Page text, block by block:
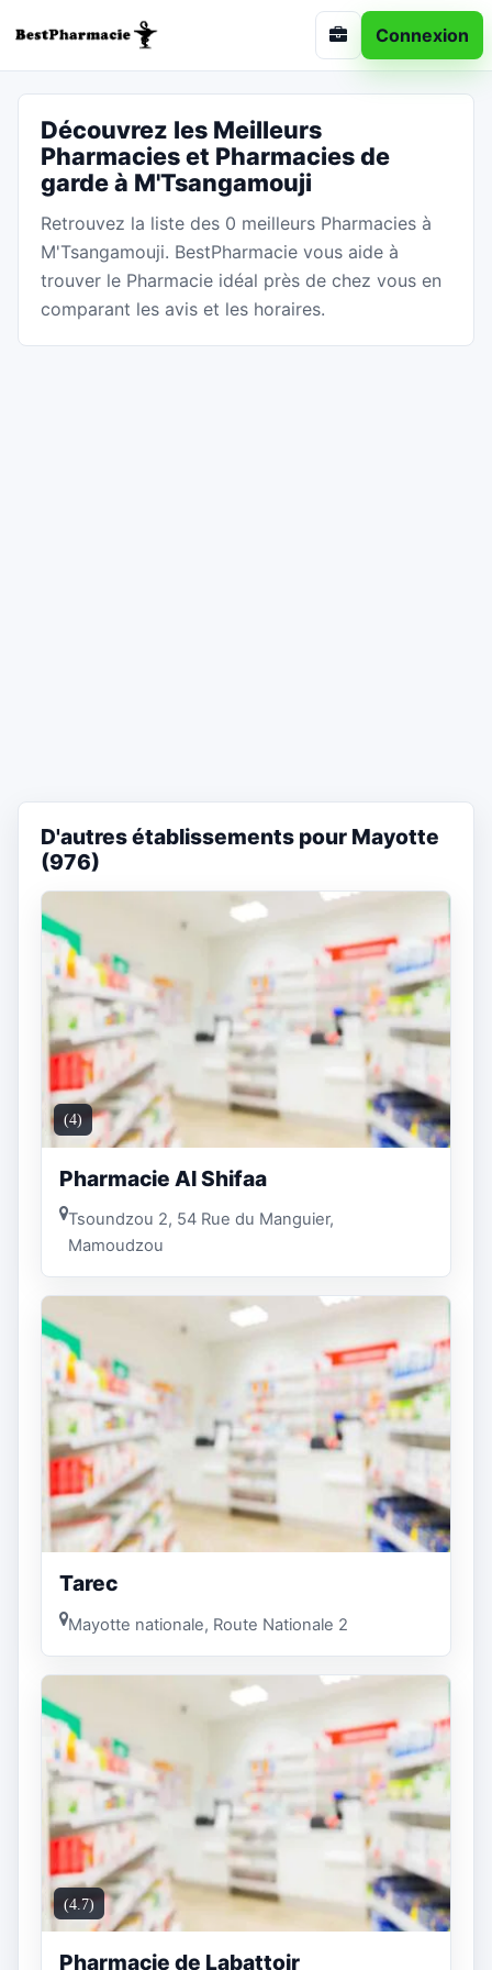
Connexion
Découvrez les Meilleurs
Pharmacies et Pharmacies de
garde à M'Tsangamouji
Retrouvez la liste des 0 meilleurs Pharmacies à
M'Tsangamouji. BestPharmacie vous aide à
trouver le Pharmacie idéal près de chez vous en
comparant les avis et les horaires.
D'autres établissements pour Mayotte
(976)
(4)
Pharmacie Al Shifaa
Tsoundzou 2, 54 Rue du Manguier,
Mamoudzou
Tarec
Mayotte nationale, Route Nationale 2
(4.7)
Pharmacie de Labattoir